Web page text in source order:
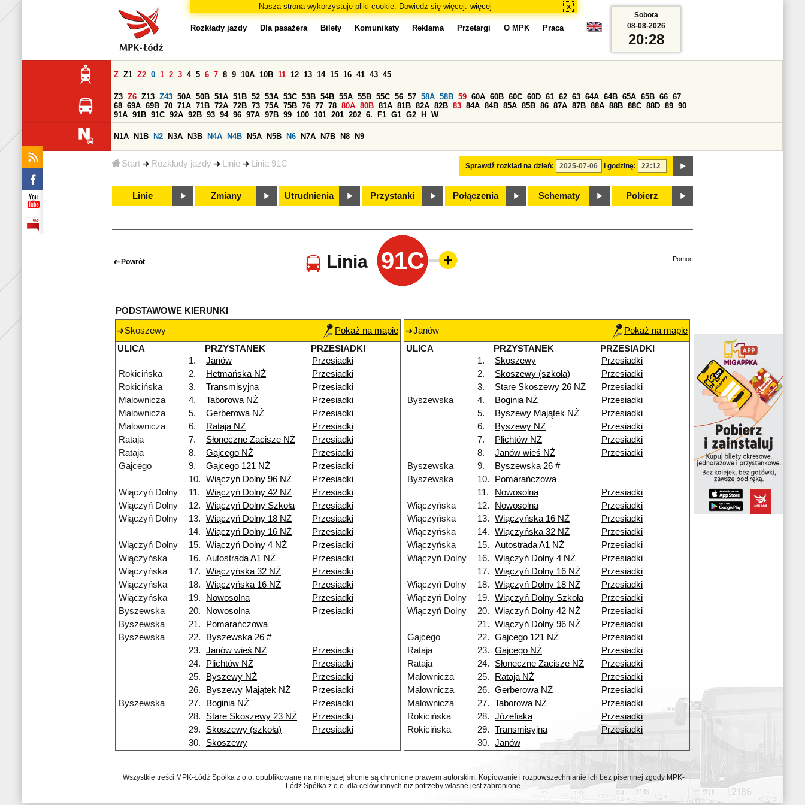
Nasza strona wykorzystuje pliki cookie. Dowiedz się więcej. więcej x
Start Rozkłady jazdy Linie Linia 91C
Rozkłady jazdy Dla pasażera Bilety Komunikaty Reklama Przetargi O MPK Praca
Sprawdź rozkład na dzień: i godzinę:
Z Z1 Z2 0 1 2 3 4 5 6 7 8 9 10A 10B 11 12 13 14 15 16 41 43 45
Z3 Z6 Z13 Z43 50A 50B 51A 51B 52 53A 53C 53B 54B 55A 55B 55C 56 57 58A 58B 59 60A 60B 60C 60D 61 62 63 64A 64B 65A 65B 66 67
68 69A 69B 70 71A 71B 72A 72B 73 75A 75B 76 77 78 80A 80B 81A 81B 82A 82B 83 84A 84B 85A 85B 86 87A 87B 88A 88B 88C 88D 89 90
91A 91B 91C 92A 92B 93 94 96 97A 97B 99 100 101 201 202 6. F1 G1 G2 H W
N1A N1B N2 N3A N3B N4A N4B N5A N5B N6 N7A N7B N8 N9
Linie Zmiany Utrudnienia Przystanki Połączenia Schematy Pobierz
Sobota
08-08-2026
20:28
Powrót Linia 91C Pomoc
PODSTAWOWE KIERUNKI
Skoszewy
Pokaż na mapie
ULICA
PRZYSTANEK
PRZESIADKI
1.
Janów
Przesiadki
Rokicińska
2. Hetmańska NŻ
Przesiadki
Rokicińska
3. Transmisyjna
Przesiadki
Malownicza
4. Taborowa NŻ
Przesiadki
Malownicza
5. Gerberowa NŻ
Przesiadki
Malownicza
6. Rataja NŻ
Przesiadki
Rataja
7. Słoneczne Zacisze NŻ
Przesiadki
Rataja
8. Gajcego NŻ
Przesiadki
Gajcego
9. Gajcego 121 NŻ
Przesiadki
10.
Wiączyń Dolny 96 NŻ
Przesiadki
Wiączyń Dolny
11. Wiączyń Dolny 42 NŻ
Przesiadki
Wiączyń Dolny
12. Wiączyń Dolny Szkoła
Przesiadki
Wiączyń Dolny
13. Wiączyń Dolny 18 NŻ
Przesiadki
14.
Wiączyń Dolny 16 NŻ
Przesiadki
Wiączyń Dolny
15. Wiączyń Dolny 4 NŻ
Przesiadki
Wiączyńska
16. Autostrada A1 NŻ
Przesiadki
Wiączyńska
17. Wiączyńska 32 NŻ
Przesiadki
Wiączyńska
18. Wiączyńska 16 NŻ
Przesiadki
Wiączyńska
19. Nowosolna
Przesiadki
Byszewska
20. Nowosolna
Przesiadki
Byszewska
21.
Pomarańczowa
Byszewska
22.
Byszewska 26 #
23.
Janów wieś NŻ
Przesiadki
24.
Plichtów NŻ
Przesiadki
25.
Byszewy NŻ
Przesiadki
26.
Byszewy Majątek NŻ
Przesiadki
Byszewska
27. Boginia NŻ
Przesiadki
28.
Stare Skoszewy 23 NŻ
Przesiadki
29.
Skoszewy (szkoła)
Przesiadki
30.
Skoszewy
Janów
Pokaż na mapie
ULICA
PRZYSTANEK
PRZESIADKI
1.
Skoszewy
Przesiadki
2.
Skoszewy (szkoła)
Przesiadki
3.
Stare Skoszewy 26 NŻ
Przesiadki
Byszewska
4. Boginia NŻ
Przesiadki
5.
Byszewy Majątek NŻ
Przesiadki
6.
Byszewy NŻ
Przesiadki
7.
Plichtów NŻ
Przesiadki
8.
Janów wieś NŻ
Przesiadki
Byszewska
9.
Byszewska 26 #
Byszewska
10.
Pomarańczowa
11.
Nowosolna
Przesiadki
Wiączyńska
12. Nowosolna
Przesiadki
Wiączyńska
13. Wiączyńska 16 NŻ
Przesiadki
Wiączyńska
14. Wiączyńska 32 NŻ
Przesiadki
Wiączyńska
15. Autostrada A1 NŻ
Przesiadki
Wiączyń Dolny
16. Wiączyń Dolny 4 NŻ
Przesiadki
17.
Wiączyń Dolny 16 NŻ
Przesiadki
Wiączyń Dolny
18. Wiączyń Dolny 18 NŻ
Przesiadki
Wiączyń Dolny
19. Wiączyń Dolny Szkoła
Przesiadki
Wiączyń Dolny
20. Wiączyń Dolny 42 NŻ
Przesiadki
21.
Wiączyń Dolny 96 NŻ
Przesiadki
Gajcego
22. Gajcego 121 NŻ
Przesiadki
Rataja
23. Gajcego NŻ
Przesiadki
Rataja
24. Słoneczne Zacisze NŻ
Przesiadki
Malownicza
25. Rataja NŻ
Przesiadki
Malownicza
26. Gerberowa NŻ
Przesiadki
Malownicza
27. Taborowa NŻ
Przesiadki
Rokicińska
28. Józefiaka
Przesiadki
Rokicińska
29. Transmisyjna
Przesiadki
30.
Janów
Wszystkie treści MPK-Łódź Spółka z o.o. opublikowane na niniejszej stronie są chronione prawem autorskim. Kopiowanie i rozpowszechnianie ich bez pisemnej zgody MPK-
Łódź Spółka z o.o. dla celów innych niż potrzeby własne jest zabronione.